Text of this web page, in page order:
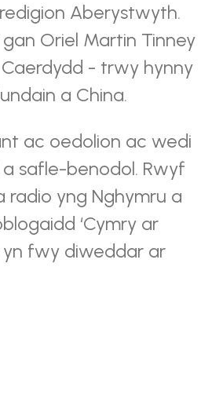
Aberystwyth.
Oriel Martin Tinney
- trwy hynny
a China.
ac oedolion ac wedi
safle-benodol. Rwyf
yng Nghymru a
‘Cymry ar
yn fwy diweddar ar